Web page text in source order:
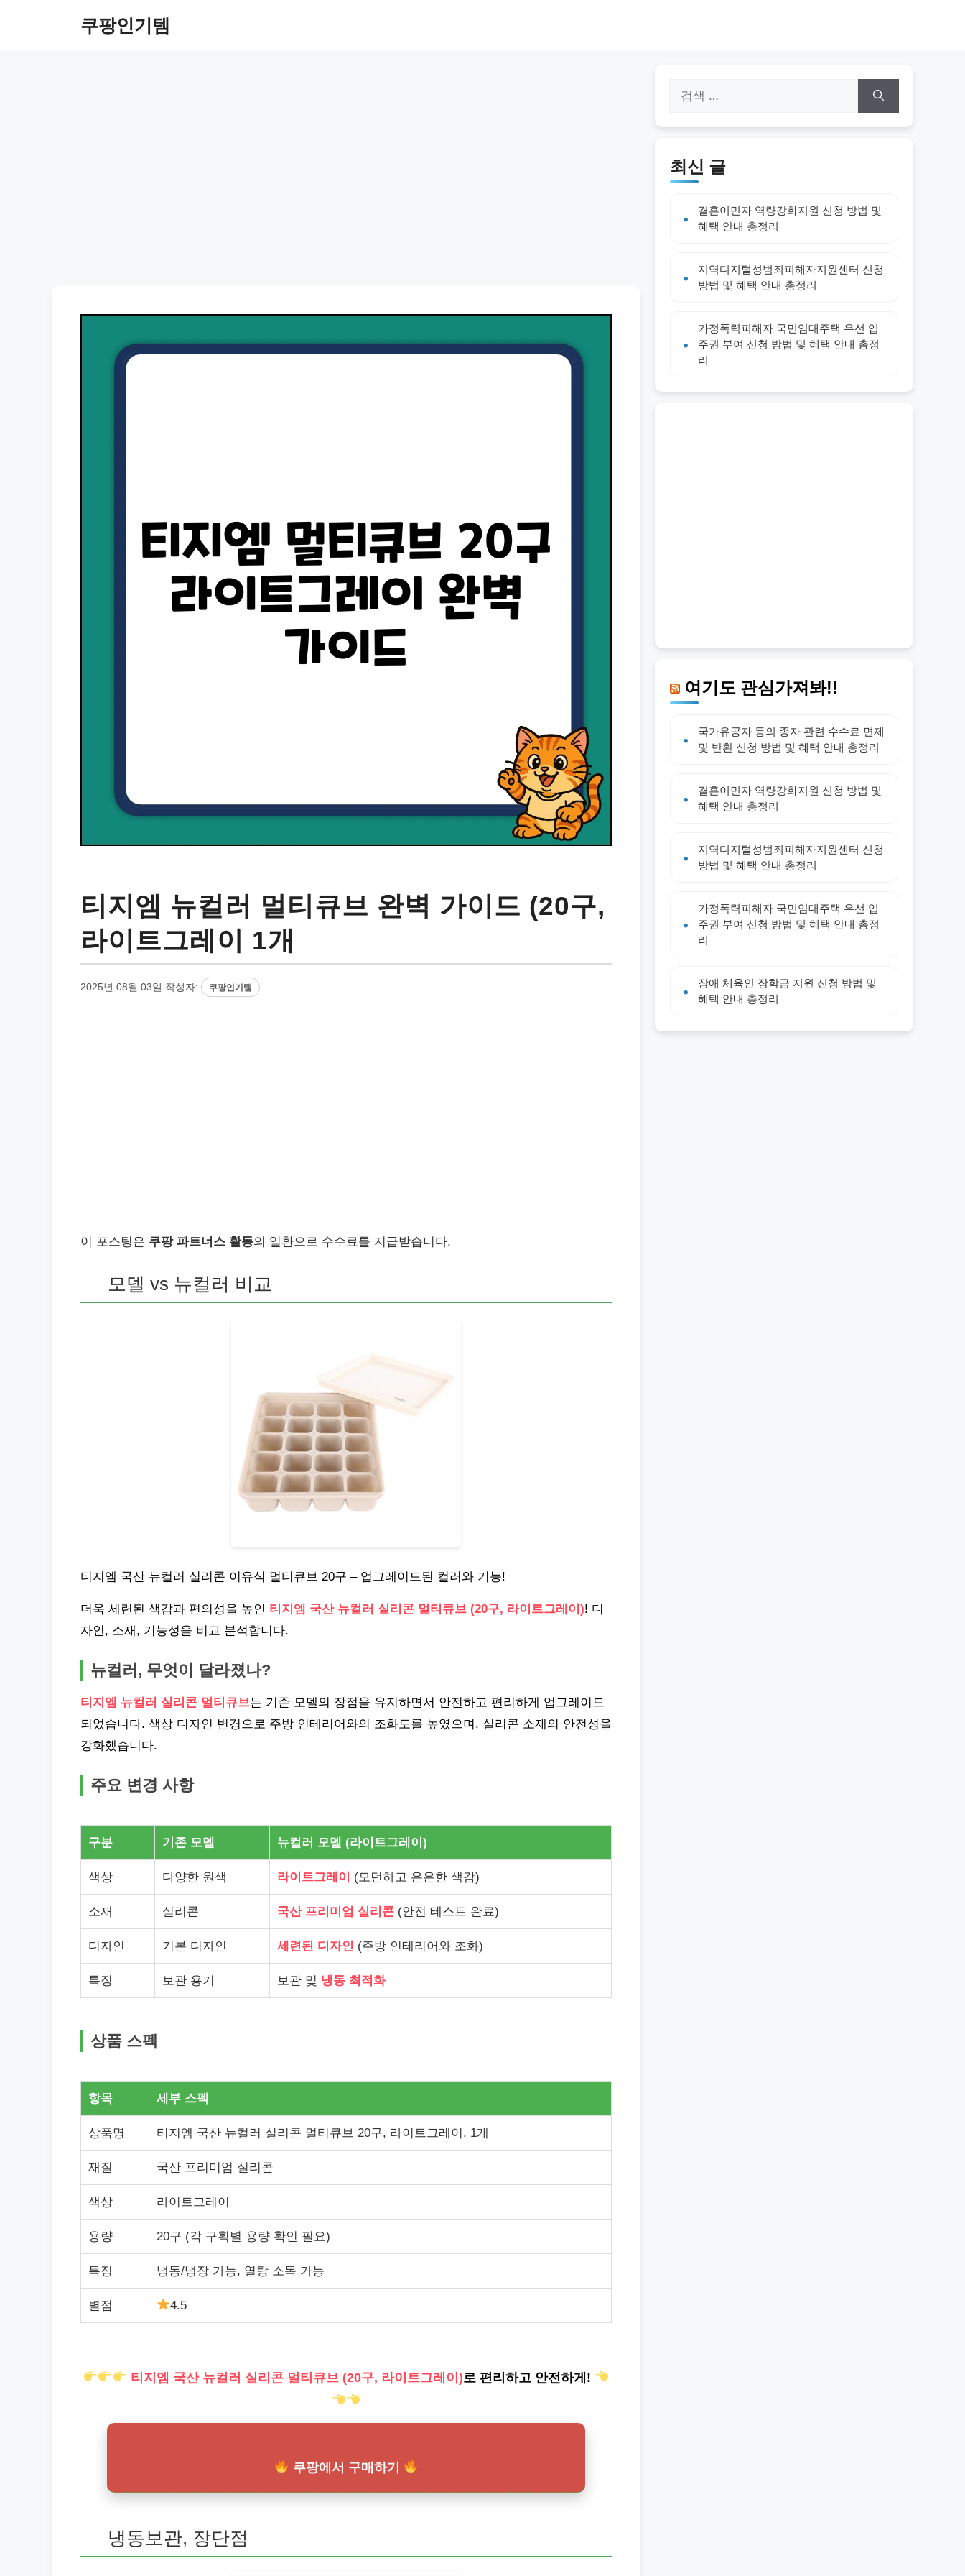
쿠팡인기템
티지엠 뉴컬러 멀티큐브 완벽 가이드 (20구,
라이트그레이 1개
2025년 08월 03일 작성자: 쿠팡인기템
이 포스팅은 쿠팡 파트너스 활동의 일환으로 수수료를 지급받습니다.
모델 vs 뉴컬러 비교
티지엠 국산 뉴컬러 실리콘 이유식 멀티큐브 20구 – 업그레이드된 컬러와 기능!
더욱 세련된 색감과 편의성을 높인 티지엠 국산 뉴컬러 실리콘 멀티큐브 (20구, 라이트그레이)! 디
자인, 소재, 기능성을 비교 분석합니다.
뉴컬러, 무엇이 달라졌나?
티지엠 뉴컬러 실리콘 멀티큐브는 기존 모델의 장점을 유지하면서 안전하고 편리하게 업그레이드
되었습니다. 색상 디자인 변경으로 주방 인테리어와의 조화도를 높였으며, 실리콘 소재의 안전성을
강화했습니다.
주요 변경 사항
구분 기존 모델 뉴컬러 모델 (라이트그레이)
색상 다양한 원색 라이트그레이 (모던하고 은은한 색감)
소재 실리콘 국산 프리미엄 실리콘 (안전 테스트 완료)
디자인 기본 디자인 세련된 디자인 (주방 인테리어와 조화)
특징 보관 용기 보관 및 냉동 최적화
상품 스펙
항목 세부 스펙
상품명 티지엠 국산 뉴컬러 실리콘 멀티큐브 20구, 라이트그레이, 1개
재질 국산 프리미엄 실리콘
색상 라이트그레이
용량 20구 (각 구획별 용량 확인 필요)
특징 냉동/냉장 가능, 열탕 소독 가능
별점 4.5
티지엠 국산 뉴컬러 실리콘 멀티큐브 (20구, 라이트그레이)로 편리하고 안전하게!
쿠팡에서 구매하기
냉동보관, 장단점
색:
최신 글
결혼이민자 역량강화지원 신청 방법 및
혜택 안내 총정리
지역디지털성범죄피해자지원센터 신청
방법 및 혜택 안내 총정리
가정폭력피해자 국민임대주택 우선 입
주권 부여 신청 방법 및 혜택 안내 총정
리
여기도 관심가져봐!!
국가유공자 등의 종자 관련 수수료 면제
및 반환 신청 방법 및 혜택 안내 총정리
결혼이민자 역량강화지원 신청 방법 및
혜택 안내 총정리
지역디지털성범죄피해자지원센터 신청
방법 및 혜택 안내 총정리
가정폭력피해자 국민임대주택 우선 입
주권 부여 신청 방법 및 혜택 안내 총정
리
장애 체육인 장학금 지원 신청 방법 및
혜택 안내 총정리